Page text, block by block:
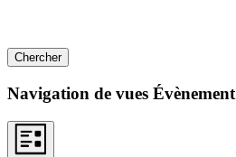
Chercher
Navigation de vues Évènement